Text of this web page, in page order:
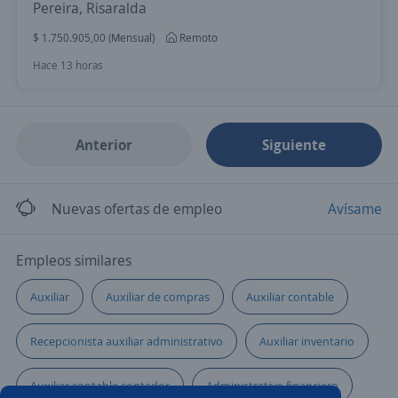
Pereira, Risaralda
$ 1.750.905,00 (Mensual)
Remoto
Hace 13 horas
Anterior Siguiente
Nuevas ofertas de empleo Avísame
Empleos similares
Auxiliar Auxiliar de compras Auxiliar contable
Recepcionista auxiliar administrativo Auxiliar inventario
Auxiliar contable contador Administrativo financiero